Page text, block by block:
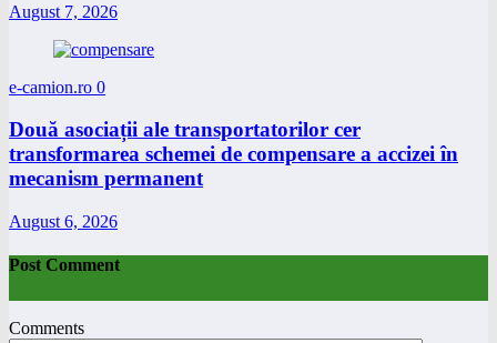
August 7, 2026
e-camion.ro 0
Două asociații ale transportatorilor cer
transformarea schemei de compensare a accizei în
mecanism permanent
August 6, 2026
Post Comment
Comments